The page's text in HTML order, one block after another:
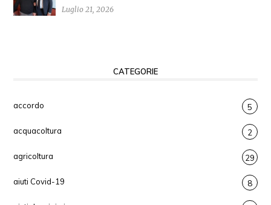
Luglio 21, 2026
CATEGORIE
accordo 5
acquacoltura 2
agricoltura 29
aiuti Covid-19 8